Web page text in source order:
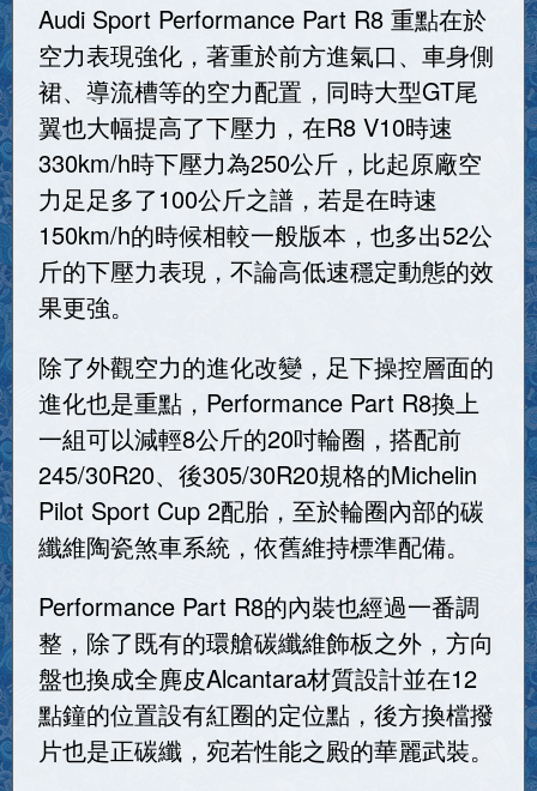
Audi Sport Performance Part R8 重點在於
空力表現強化，著重於前方進氣口、車身側
裙、導流槽等的空力配置，同時大型GT尾
翼也大幅提高了下壓力，在R8 V10時速
330km/h時下壓力為250公斤，比起原廠空
力足足多了100公斤之譜，若是在時速
150km/h的時候相較一般版本，也多出52公
斤的下壓力表現，不論高低速穩定動態的效
果更強。
除了外觀空力的進化改變，足下操控層面的
進化也是重點，Performance Part R8換上
一組可以減輕8公斤的20吋輪圈，搭配前
245/30R20、後305/30R20規格的Michelin
Pilot Sport Cup 2配胎，至於輪圈內部的碳
纖維陶瓷煞車系統，依舊維持標準配備。
Performance Part R8的內裝也經過一番調
整，除了既有的環艙碳纖維飾板之外，方向
盤也換成全麂皮Alcantara材質設計並在12
點鐘的位置設有紅圈的定位點，後方換檔撥
片也是正碳纖，宛若性能之殿的華麗武裝。